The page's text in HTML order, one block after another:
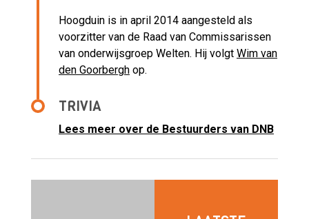
Hoogduin is in april 2014 aangesteld als
voorzitter van de Raad van Commissarissen
van onderwijsgroep Welten. Hij volgt Wim van
den Goorbergh op.
TRIVIA
Lees meer over de Bestuurders van DNB